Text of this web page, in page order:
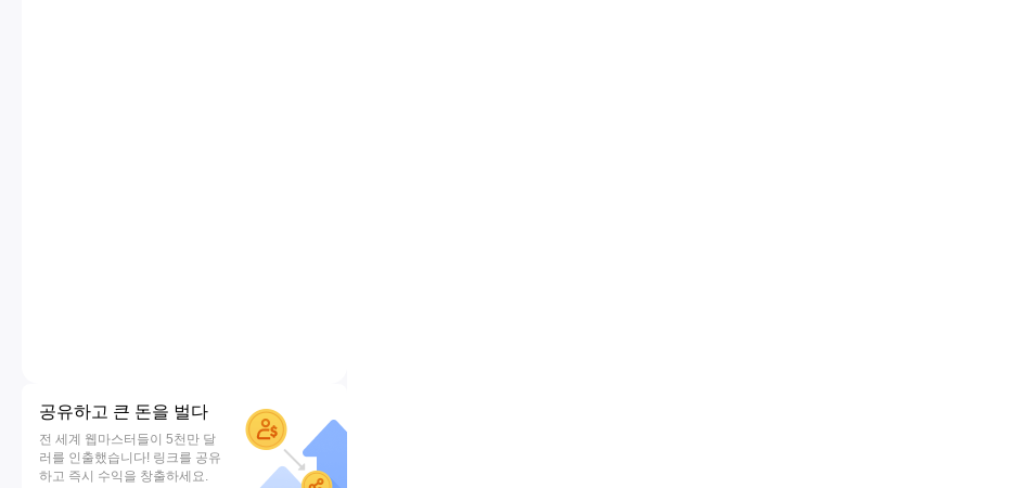
공유하고 큰 돈을 벌다
전 세계 웹마스터들이 5천만 달
러를 인출했습니다! 링크를 공유
하고 즉시 수익을 창출하세요.